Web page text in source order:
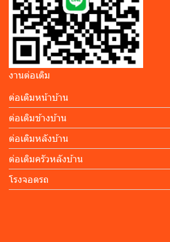
งานต่อเติม
ต่อเติมหน้าบ้าน
ต่อเติมข้างบ้าน
ต่อเติมหลังบ้าน
ต่อเติมครัวหลังบ้าน
โรงจอดรถ